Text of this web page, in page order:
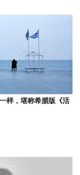
样，堪称希腊版《活